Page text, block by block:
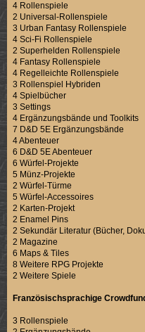
4 Rollenspiele
2 Universal-Rollenspiele
3 Urban Fantasy Rollenspiele
4 Sci-Fi Rollenspiele
2 Superhelden Rollenspiele
4 Fantasy Rollenspiele
4 Regelleichte Rollenspiele
3 Rollenspiel Hybriden
4 Spielbücher
3 Settings
4 Ergänzungsbände und Toolkits
7 D&D 5E Ergänzungsbände
4 Abenteuer
6 D&D 5E Abenteuer
6 Würfel-Projekte
5 Münz-Projekte
2 Würfel-Türme
5 Würfel-Accessoires
2 Karten-Projekt
2 Enamel Pins
2 Sekundär Literatur (Bücher,
2 Magazine
6 Maps & Tiles
8 Weitere RPG Projekte
2 Weitere Spiele
Französischsprachige
3 Rollenspiele